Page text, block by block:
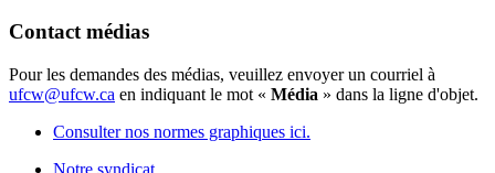
Contact médias
Pour les demandes des médias, veuillez envoyer un courriel à
ufcw@ufcw.ca en indiquant le mot « Média » dans la ligne d'objet.
Consulter nos normes graphiques ici.
Notre syndicat